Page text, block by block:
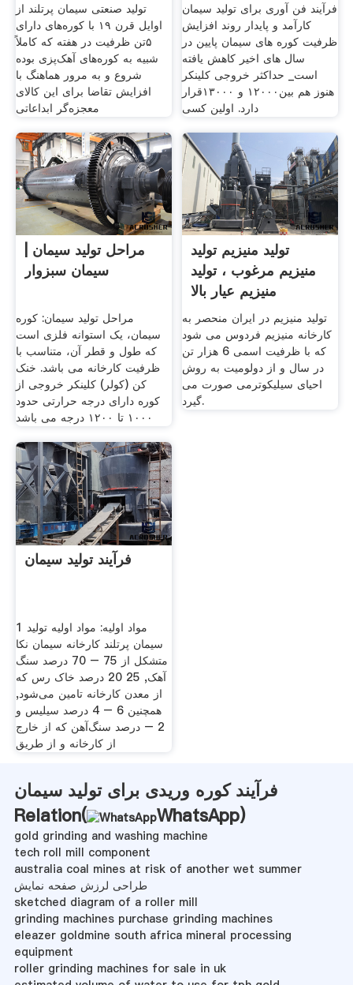
تولید صنعتی سیمان پرتلند از
اوایل قرن ۱۹ با کوره‌های دارای
۵تن ظرفیت در هفته که کاملاً
شبیه به کوره‌های آهک‌پزی بوده
شروع و به مرور هماهنگ با
افزایش تقاضا برای این کالای
معجزه‌گر ابداعاتی
فرآیند فن آوری برای تولید سیمان
کارآمد و پایدار روند افزایش
ظرفیت کوره های سیمان پایین در
سال های اخیر کاهش یافته
است_ حداکثر خروجی کلینکر
هنوز هم بین۱۲۰۰۰ و ۱۳۰۰۰قرار
دارد. اولین کسی
مراحل تولید سیمان |
سیمان سبزوار
مراحل تولید سیمان: کوره
سيمان، يک استوانه فلزى است
که طول و قطر آن، متناسب با
ظرفيت کارخانه مى باشد. خنک
کن (کولر) کلينکر خروجى از
کوره داراى درجه حرارتى حدود
۱۰۰۰ تا ۱۲۰۰ درجه مى باشد
تولید منیزیم تولید
منیزیم مرغوب ، تولید
منیزیم عیار بالا
تولید منیزیم در ایران منحصر به
کارخانه منیزیم فردوس می شود
که با ظرفیت اسمی 6 هزار تن
در سال و از دولومیت به روش
احیای سیلیکوترمی صورت می
گیرد.
فرآیند تولید سیمان
1 مواد اولیه: مواد اولیه تولید
سیمان پرتلند کارخانه سیمان نکا
متشکل از 75 – 70 درصد سنگ
آهک, 25 20 درصد خاک رس که
از معدن کارخانه تامین می‌شود,
همچنین 6 – 4 درصد سیلیس و
2 – درصد سنگ‌آهن که از خارج
از کارخانه و از طریق
فرآیند کوره وریدی برای تولید سیمان
Relation(
WhatsApp)
gold grinding and washing machine
tech roll mill component
australia coal mines at risk of another wet summer
طراحی لرزش صفحه نمایش
sketched diagram of a roller mill
grinding machines purchase grinding machines
eleazer goldmine south africa mineral processing
equipment
roller grinding machines for sale in uk